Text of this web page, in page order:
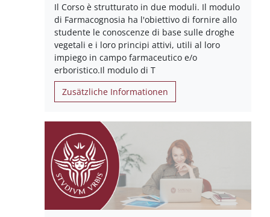
Il Corso è strutturato in due moduli. Il modulo
di Farmacognosia ha l'obiettivo di fornire allo
studente le conoscenze di base sulle droghe
vegetali e i loro principi attivi, utili al loro
impiego in campo farmaceutico e/o
erboristico.Il modulo di T
Zusätzliche Informationen